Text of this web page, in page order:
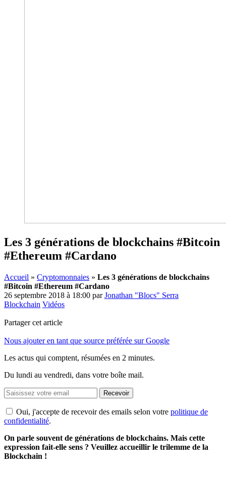
Les 3 générations de blockchains #Bitcoin
#Ethereum #Cardano
Accueil » Cryptomonnaies » Les 3 générations de blockchains
#Bitcoin #Ethereum #Cardano
26 septembre 2018 à 18:00 parJonathan "Blocs" Serra
Blockchain Vidéos
Partager cet article
Nous ajouter en tant que source préférée sur Google
Les actus qui comptent, résumées en 2 minutes.
Du lundi au vendredi, dans votre boîte mail.
Recevoir
Oui, j'accepte de recevoir des emails selon votre politique de
confidentialité.
On parle souvent de générations de blockchains. Mais cette
expression fait-elle sens ? Veuillez accueillir le trilemme de la
Blockchain !